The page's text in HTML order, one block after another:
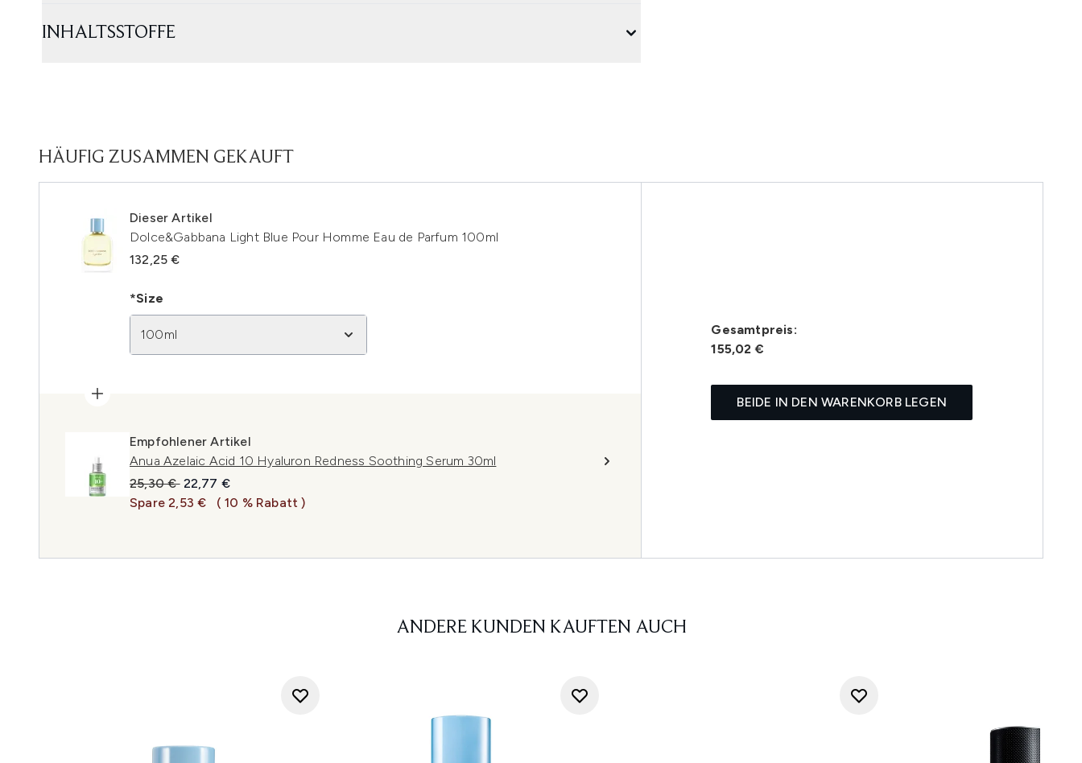
INHALTSSTOFFE
HÄUFIG ZUSAMMEN GEKAUFT
Dieser Artikel
Dolce&Gabbana Light Blue Pour Homme Eau de Parfum 100ml
132,25 €
*Size
100ml
Empfohlener Artikel
Anua Azelaic Acid 10 Hyaluron Redness Soothing Serum 30ml
Unverbindliche Preisempfehlung:
25,30 € Aktueller Preis:
22,77 €
Spare 2,53 €
( 10 % Rabatt )
Gesamtpreis:
155,02 €
BEIDE IN DEN WARENKORB LEGEN
ANDERE KUNDEN KAUFTEN AUCH